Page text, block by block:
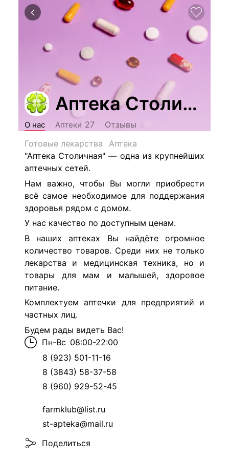
Аптека Столичная
О нас Аптеки 27
Отзывы
Готовые лекарства
Аптека
"Аптека Столичная" — одна из крупнейших
аптечных сетей.
Нам важно, чтобы Вы могли приобрести
всё самое необходимое для поддержания
здоровья рядом с домом.
У нас качество по доступным ценам.
В наших аптеках Вы найдёте огромное
количество товаров. Среди них не только
лекарства и медицинская техника, но и
товары для мам и малышей, здоровое
питание.
Комплектуем аптечки для предприятий и
частных лиц.
Будем рады видеть Вас!
Пн-Вс 08:00-22:00
8 (923) 501-11-16
8 (3843) 58-37-58
8 (960) 929-52-45
farmklub@list.ru
st-apteka@mail.ru
Поделиться